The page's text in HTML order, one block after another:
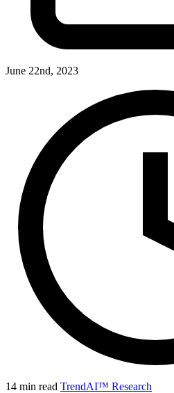
June 22nd, 2023
14 min read TrendAI™ Research